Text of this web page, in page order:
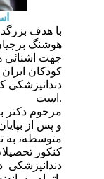
با هدف
هوشنگ
جهت اشنائی
کودکان
دندانپزشکی
است.
مرحوم دکتر
و پس از
متوسطه، به
کنکور
دندانپزشکی